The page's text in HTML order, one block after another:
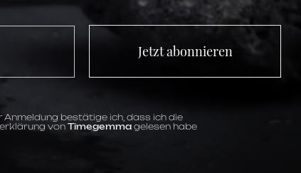
Jetzt abonnieren
Anmeldung bestätige ich, dass ich die
von Timegemma gelesen habe